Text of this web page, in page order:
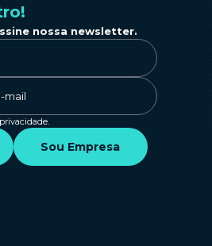
nossa newsletter.
Sou Empresa